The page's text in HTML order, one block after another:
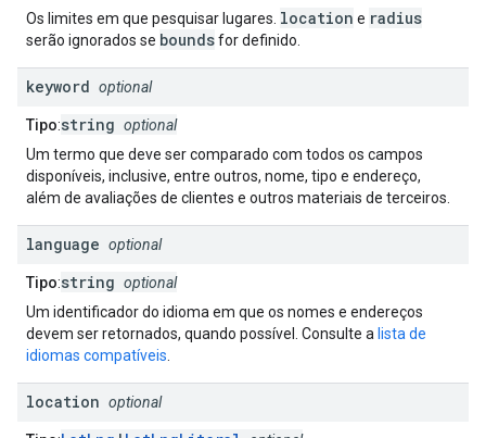
Os limites em que pesquisar lugares. location e radius
serão ignorados se boundsfor definido.
keyword optional
Tipo:string optional
Um termo que deve ser comparado com todos os campos
disponíveis, inclusive, entre outros, nome, tipo e endereço,
além de avaliações de clientes e outros materiais de terceiros.
language optional
Tipo:string optional
Um identificador do idioma em que os nomes e endereços
devem ser retornados, quando possível. Consulte a lista de
idiomas compatíveis
location optional